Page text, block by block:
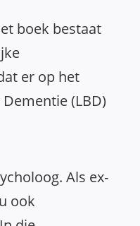
boek bestaat
er op het
(LBD)
Als ex-
ook